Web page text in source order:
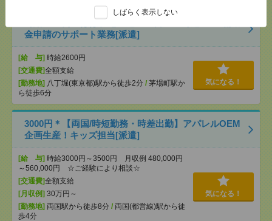
しばらく表示しない
金申請のサポート業務[派遣]
[給 与] 時給2600円
[交通費]全額支給
[勤務地] 八丁堀(東京都)駅から徒歩2分 / 茅場町駅か
ら徒歩6分
気になる！
3000円＊【両国/時短勤務・時差出勤】アパレルOEM
企画生産！キッズ担当[派遣]
[給 与] 時給3000円～3500円 月収例 480,000円
～560,000円 ☆ご経験により相談☆
[交通費]全額支給
[月収例] 30万円～
[勤務地] 両国駅から徒歩8分 / 両国(都営線)駅から徒
歩4分
気になる！